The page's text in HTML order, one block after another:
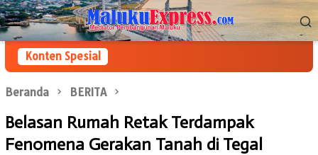
Loncat
ke
konten
Menu
Mobile
Konten Spesial
Beranda BERITA
Belasan Rumah Retak Terdampak
Fenomena Gerakan Tanah di Tegal